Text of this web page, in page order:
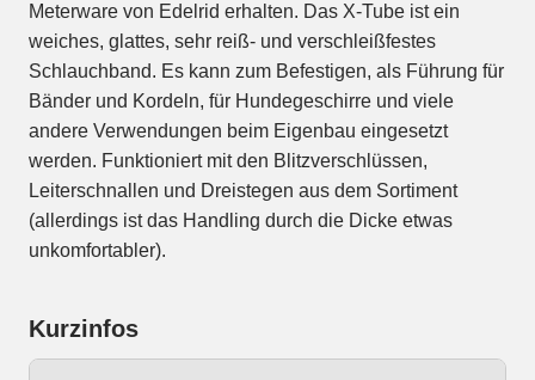
Meterware von Edelrid erhalten. Das X-Tube ist ein
weiches, glattes, sehr reiß- und verschleißfestes
Schlauchband. Es kann zum Befestigen, als Führung für
Bänder und Kordeln, für Hundegeschirre und viele
andere Verwendungen beim Eigenbau eingesetzt
werden. Funktioniert mit den Blitzverschlüssen,
Leiterschnallen und Dreistegen aus dem Sortiment
(allerdings ist das Handling durch die Dicke etwas
unkomfortabler).
Kurzinfos